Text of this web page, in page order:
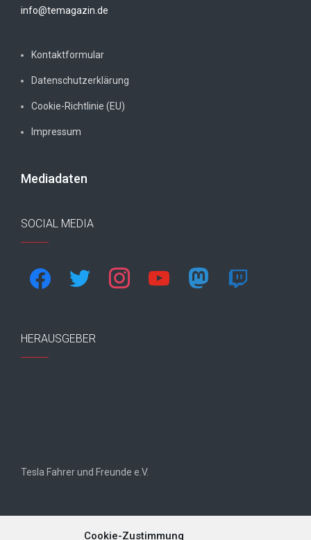
Cookie-Zustimmung
info@temagazin.de
Kontaktformular
Datenschutzerklärung
Cookie-Richtlinie (EU)
Impressum
Mediadaten
SOCIAL MEDIA
facebook twitter instagram youtube mastodon twitch
HERAUSGEBER
Tesla Fahrer und Freunde e.V.